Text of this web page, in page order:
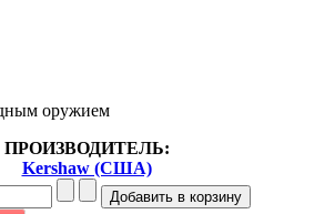
оружием
ПРОИЗВОДИТЕЛЬ:
Kershaw (США)